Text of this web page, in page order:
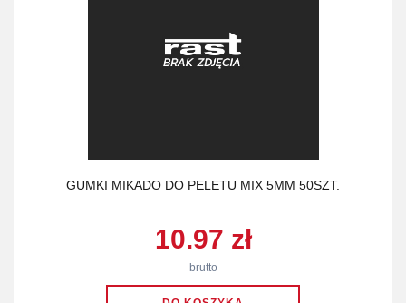
GUMKI MIKADO DO PELETU MIX 5MM 50SZT.
10.97 zł
brutto